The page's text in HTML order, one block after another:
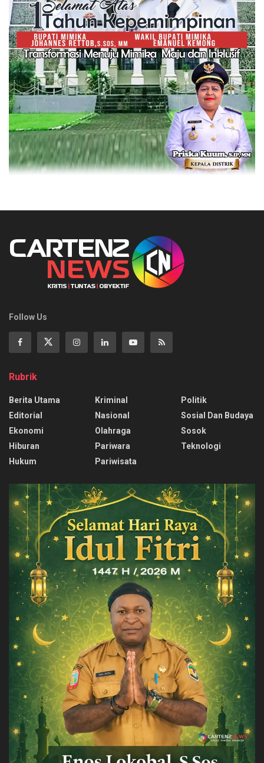
Follow Us
Rubrik
Berita Utama
Editorial
Ekonomi
Hiburan
Hukum
Kriminal
Nasional
Olahraga
Pariwara
Pariwisata
Politik
Sosial Dan Budaya
Sosok
Teknologi